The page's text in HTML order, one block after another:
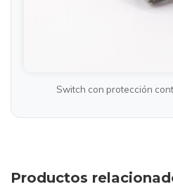
Switch con protección
Productos